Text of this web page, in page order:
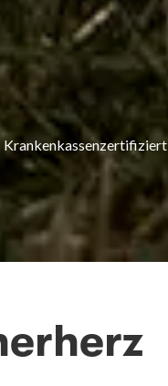
Krankenkassenzertifiziert